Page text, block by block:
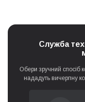
Не механічне очищення
Заміна капучинатора
Служба
Обери зручний спосіб
нададуть вичерпну